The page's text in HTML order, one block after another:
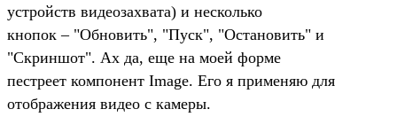
устройств видеозахвата) и несколько
кнопок – "Обновить", "Пуск", "Остановить" и
"Скриншот". Ах да, еще на моей форме
пестреет компонент Image. Его я применяю для
отображения видео с камеры.